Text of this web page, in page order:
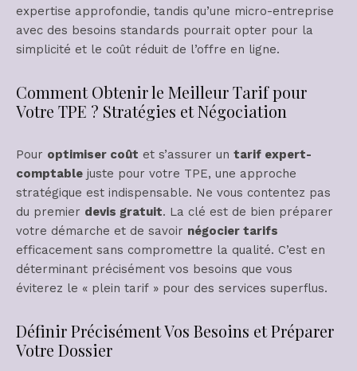
expertise approfondie, tandis qu’une micro-entreprise
avec des besoins standards pourrait opter pour la
simplicité et le coût réduit de l’offre en ligne.
Comment Obtenir le Meilleur Tarif pour
Votre TPE ? Stratégies et Négociation
Pour optimiser coût et s’assurer un tarif expert-
comptable juste pour votre TPE, une approche
stratégique est indispensable. Ne vous contentez pas
du premier devis gratuit. La clé est de bien préparer
votre démarche et de savoir négocier tarifs
efficacement sans compromettre la qualité. C’est en
déterminant précisément vos besoins que vous
éviterez le « plein tarif » pour des services superflus.
Définir Précisément Vos Besoins et Préparer
Votre Dossier